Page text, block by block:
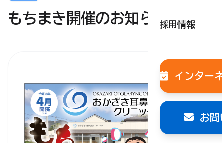
採用情報
インター
お問
もちまき開催のお知らせ